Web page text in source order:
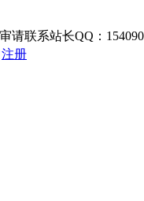
请联系站长QQ：
注册